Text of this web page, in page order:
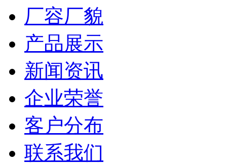
厂容厂貌
产品展示
新闻资讯
企业荣誉
客户分布
联系我们